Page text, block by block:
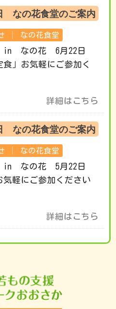
なの花食堂のご案内
なの花食堂
in なの花 6月22日
」お気軽にご参加く
詳細はこちら
なの花食堂のご案内
なの花食堂
in なの花 5月22日
気軽にご参加ください
詳細はこちら